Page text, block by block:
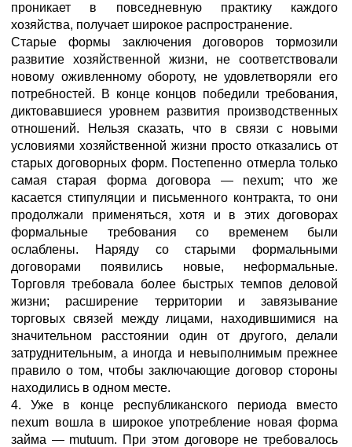
проникает в повседневную практику каждого
хозяйства, получает широкое распространение.
Старые формы заключения договоров тормозили
развитие хозяйственной жизни, не соответствовали
новому оживленному обороту, не удовлетворяли его
потребностей. В конце концов победили требования,
диктовавшиеся уровнем развития производственных
отношений. Нельзя сказать, что в связи с новыми
условиями хозяйственной жизни просто отказались от
старых договорных форм. Постепенно отмерла только
самая старая форма договора — nexum; что же
касается стипуляции и письменного контракта, то они
продолжали применяться, хотя и в этих договорах
формальные требования со временем были
ослаблены. Наряду со старыми формальными
договорами появились новые, неформальные.
Торговля требовала более быстрых темпов деловой
жизни; расширение территории и завязывание
торговых связей между лицами, находившимися на
значительном расстоянии один от другого, делали
затруднительным, а иногда и невыполнимым прежнее
правило о том, чтобы заключающие договор стороны
находились в одном месте.
4. Уже в конце республиканского периода вместо
nexum вошла в широкое употребление новая форма
займа — mutuum. При этом договоре не требовалось